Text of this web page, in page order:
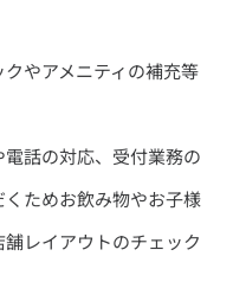
やアメニティの補充等
話の対応、受付業務の
ためお飲み物やお子様
レイアウトのチェック